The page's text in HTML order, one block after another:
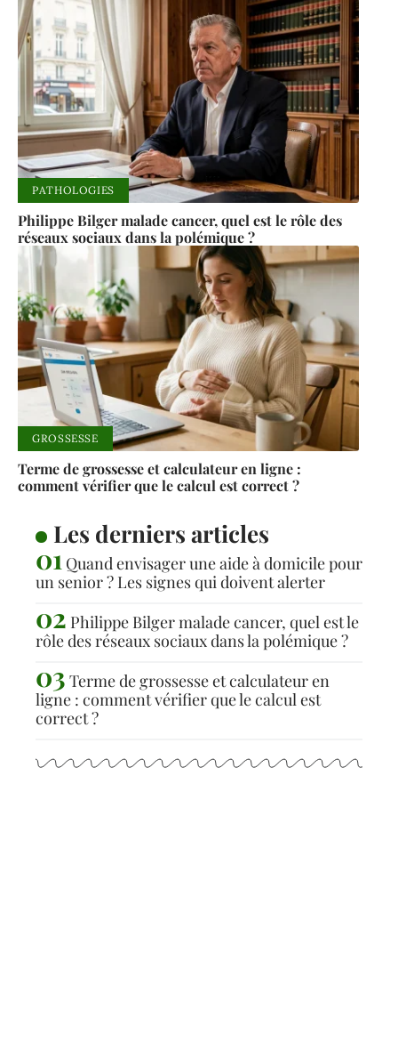
PATHOLOGIES
Philippe Bilger malade cancer, quel est le rôle des
réseaux sociaux dans la polémique ?
GROSSESSE
Terme de grossesse et calculateur en ligne :
comment vérifier que le calcul est correct ?
Les derniers articles
Quand envisager une aide à domicile pour
un senior ? Les signes qui doivent alerter
Philippe Bilger malade cancer, quel est le
rôle des réseaux sociaux dans la polémique ?
Terme de grossesse et calculateur en
ligne : comment vérifier que le calcul est
correct ?